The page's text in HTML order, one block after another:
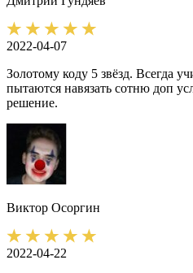
2022-04-07
Золотому коду 5 звёзд. Всегда
пытаются навязать сотню доп
решение.
Виктор Осоргин
2022-04-22